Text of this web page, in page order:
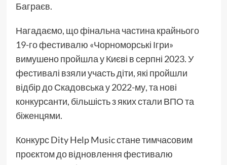
Баграєв.
Нагадаємо, що фінальна частина крайнього
19-го фестивалю «Чорноморські Ігри»
вимушено пройшла у Києві в серпні 2023. У
фестивалі взяли участь діти, які пройшли
відбір до Скадовська у 2022-му, та нові
конкурсанти, більшість з яких стали ВПО та
біженцями.
Конкурс Dity Help Music стане тимчасовим
проєктом до відновлення фестивалю